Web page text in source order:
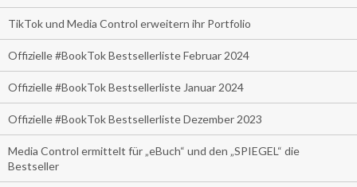
TikTok und Media Control erweitern ihr Portfolio
Offizielle #BookTok Bestsellerliste Februar 2024
Offizielle #BookTok Bestsellerliste Januar 2024
Offizielle #BookTok Bestsellerliste Dezember 2023
Media Control ermittelt für „eBuch“ und den „SPIEGEL“ die
Bestseller